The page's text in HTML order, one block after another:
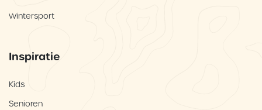
Wintersport
Inspiratie
Kids
Senioren